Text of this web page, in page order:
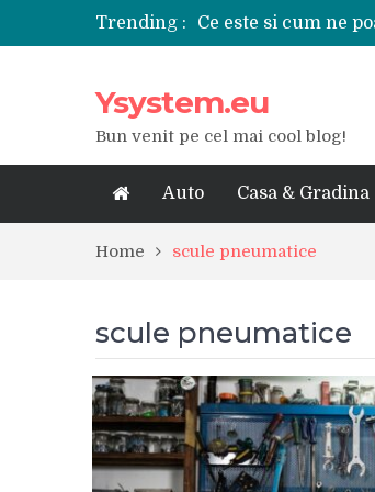
Trending :
Ce este si cum ne
Tipuri de polizoare
De ce poate fi
Ce marca auto sa
Merita sa aleg un
Cele mai bune
Modul in care a
iPhone 16Pro Max
Ysystem.eu
Bun venit pe cel mai cool blog!
Auto Casa & Gradina
Home scule pneumatice
scule pneumatice